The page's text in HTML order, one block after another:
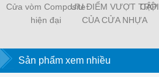
Cửa vòm Composite
hiện đại
ƯU ĐIỂM VƯỢT TRỘI
CỦA CỬA NHỰA
CẬP
Sản phẩm xem nhiều